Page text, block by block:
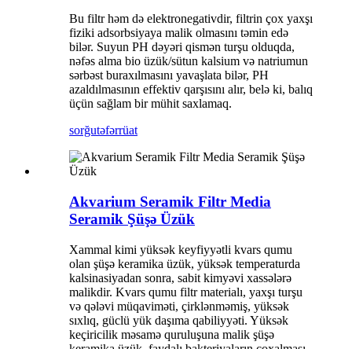
Bu filtr həm də elektronegativdir, filtrin çox yaxşı
fiziki adsorbsiyaya malik olmasını təmin edə
bilər. Suyun PH dəyəri qismən turşu olduqda,
nəfəs alma bio üzük/sütun kalsium və natriumun
sərbəst buraxılmasını yavaşlata bilər, PH
azaldılmasının effektiv qarşısını alır, belə ki, balıq
üçün sağlam bir mühit saxlamaq.
sorğutəfərrüat
Akvarium Seramik Filtr Media
Seramik Şüşə Üzük
Xammal kimi yüksək keyfiyyətli kvars qumu
olan şüşə keramika üzük, yüksək temperaturda
kalsinasiyadan sonra, sabit kimyəvi xassələrə
malikdir. Kvars qumu filtr materialı, yaxşı turşu
və qələvi müqaviməti, çirklənməmiş, yüksək
sıxlıq, güclü yük daşıma qabiliyyəti. Yüksək
keçiricilik məsamə quruluşuna malik şüşə